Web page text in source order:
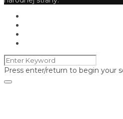
Press enter/return to begin your